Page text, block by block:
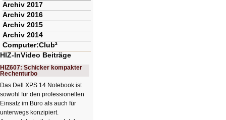
Archiv 2017
Archiv 2016
Archiv 2015
Archiv 2014
Computer:Club²
HIZ-InVideo Beiträge
HIZ607: Schicker kompakter
Rechenturbo
Das Dell XPS 14 Notebook ist
sowohl für den professionellen
Einsatz im Büro als auch für
unterwegs konzipiert.